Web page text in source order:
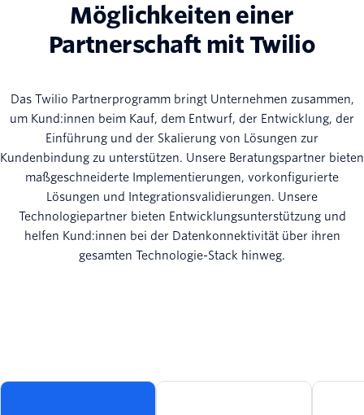
Möglichkeiten einer
Partnerschaft mit Twilio
Das Twilio Partnerprogramm bringt Unternehmen zusammen,
um Kund:innen beim Kauf, dem Entwurf, der Entwicklung, der
Einführung und der Skalierung von Lösungen zur
Kundenbindung zu unterstützen. Unsere Beratungspartner bieten
maßgeschneiderte Implementierungen, vorkonfigurierte
Lösungen und Integrationsvalidierungen. Unsere
Technologiepartner bieten Entwicklungsunterstützung und
helfen Kund:innen bei der Datenkonnektivität über ihren
gesamten Technologie-Stack hinweg.